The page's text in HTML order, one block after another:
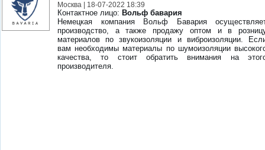
Москва | 18-07-2022 18:39
Контактное лицо: Вольф бавария
Немецкая компания Вольф Бавария
производство, а также продажу оптом и в
материалов по звукоизоляции и виброизоляции.
вам необходимы материалы по шумоизоляции
качества, то стоит обратить внимания на
производителя.